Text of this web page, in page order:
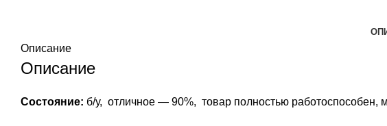
Описание
Описание
Состояние: б/у, отличное — 90%, товар полностью работоспособен,